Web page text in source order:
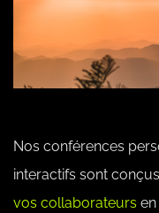
Nos conférences
interactifs sont
vos collaborateurs